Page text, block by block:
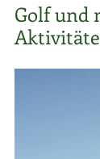
Golf und